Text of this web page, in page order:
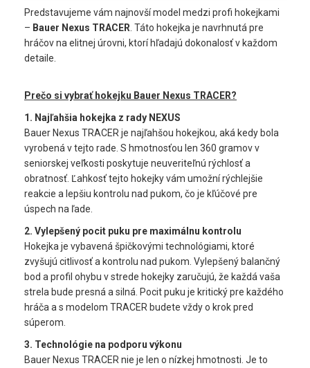
Predstavujeme vám najnovší model medzi profi hokejkami
– Bauer Nexus TRACER . Táto hokejka je navrhnutá pre
hráčov na elitnej úrovni, ktorí hľadajú dokonalosť v každom
detaile.
Prečo si vybrať hokejku Bauer Nexus TRACER?
1. Najľahšia hokejka z rady NEXUS
Bauer Nexus TRACER je najľahšou hokejkou, aká kedy bola
vyrobená v tejto rade. S hmotnosťou len 360 gramov v
seniorskej veľkosti poskytuje neuveriteľnú rýchlosť a
obratnosť. Ľahkosť tejto hokejky vám umožní rýchlejšie
reakcie a lepšiu kontrolu nad pukom, čo je kľúčové pre
úspech na ľade.
2. Vylepšený pocit puku pre maximálnu kontrolu
Hokejka je vybavená špičkovými technológiami, ktoré
zvyšujú citlivosť a kontrolu nad pukom. Vylepšený balančný
bod a profil ohybu v strede hokejky zaručujú, že každá vaša
strela bude presná a silná. Pocit puku je kritický pre každého
hráča a s modelom TRACER budete vždy o krok pred
súperom.
3. Technológie na podporu výkonu
Bauer Nexus TRACER nie je len o nízkej hmotnosti. Je to